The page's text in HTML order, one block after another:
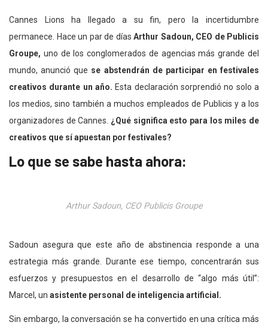
Cannes Lions ha llegado a su fin, pero la incertidumbre
permanece. Hace un par de días Arthur Sadoun, CEO de Publicis
Groupe, uno de los conglomerados de agencias más grande del
mundo, anunció que se abstendrán de participar en festivales
creativos durante un año. Esta declaración sorprendió no solo a
los medios, sino también a muchos empleados de Publicis y a los
organizadores de Cannes. ¿Qué significa esto para los miles de
creativos que sí apuestan por festivales?
Lo que se sabe hasta ahora:
Arthur Sadoun, CEO Publicis Groupe
Sadoun asegura que este año de abstinencia responde a una
estrategia más grande. Durante ese tiempo, concentrarán sus
esfuerzos y presupuestos en el desarrollo de “algo más útil”:
Marcel, un asistente personal de inteligencia artificial.
Sin embargo, la conversación se ha convertido en una crítica más